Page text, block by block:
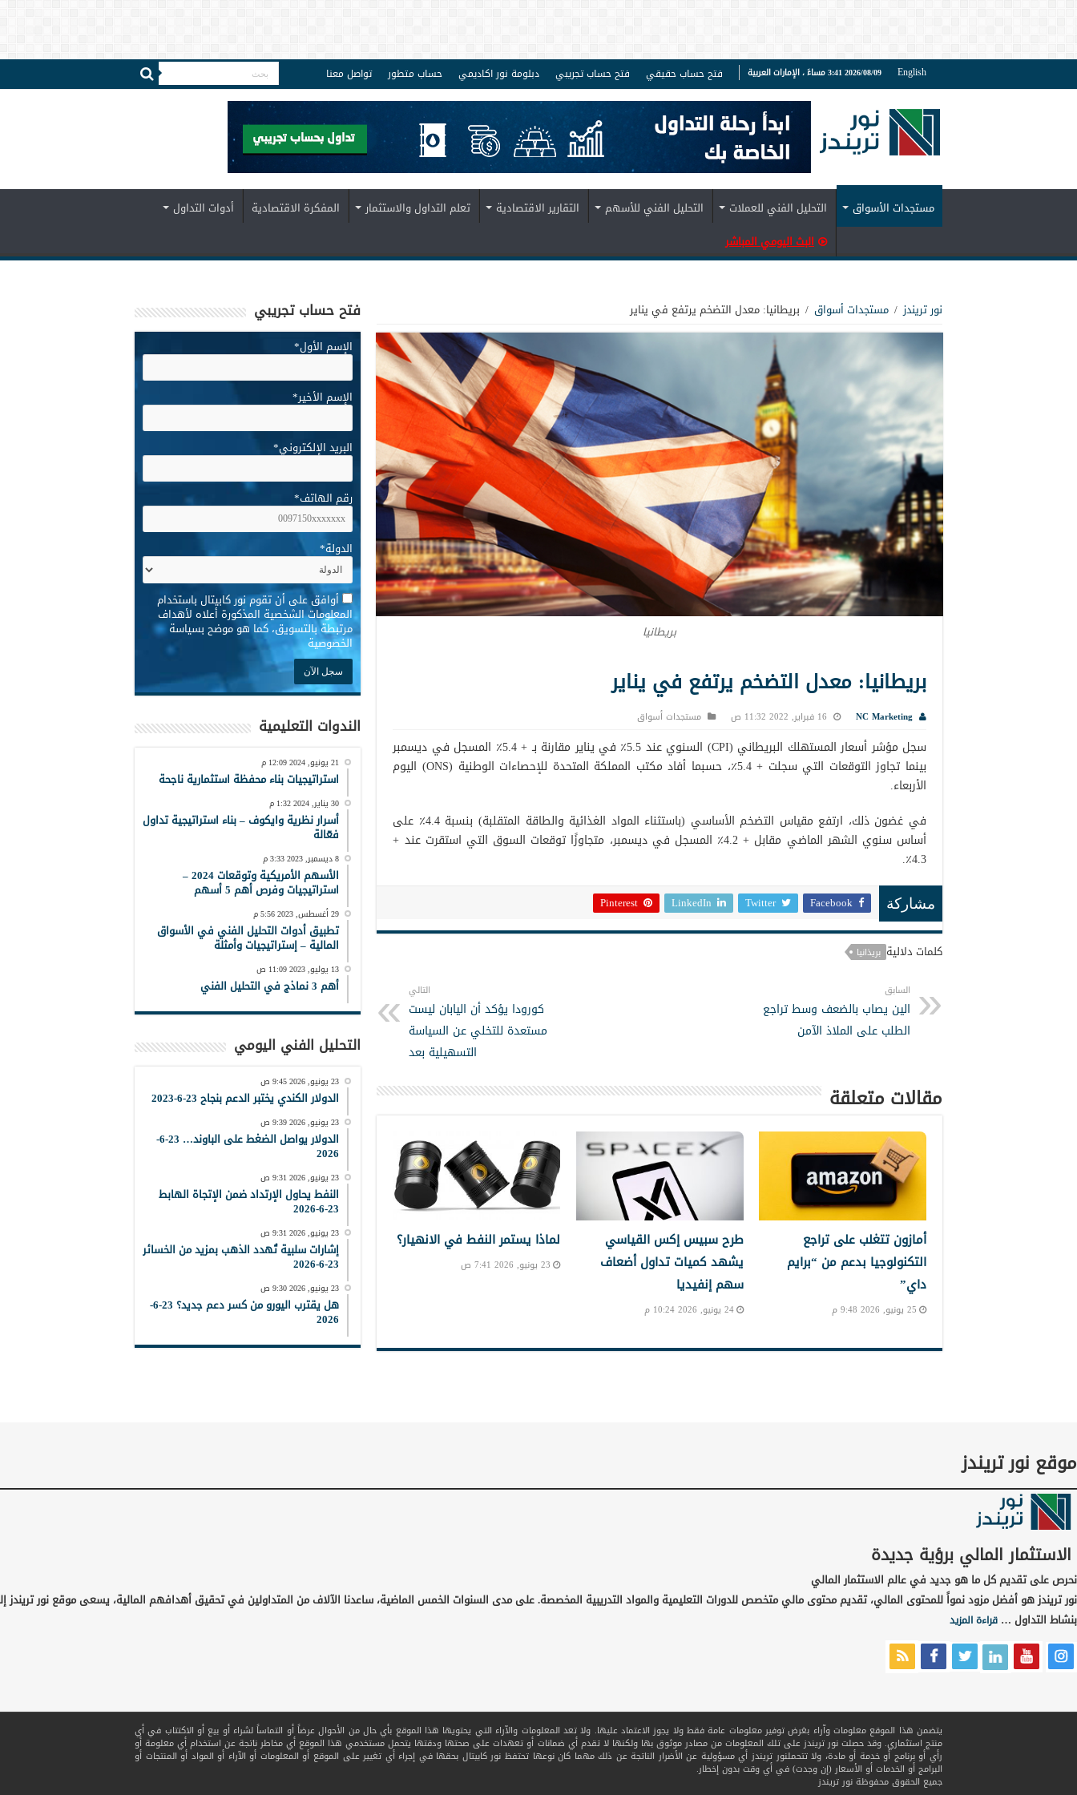
English 2026/08/09 3:41 مساءً ، الإمارات العربية فتح حساب حقيقي فتح حساب تجريبي دبلومة نور اكاديمي حساب متطور تواصل معنا
مستجدات الأسواق التحليل الفني للعملات التحليل الفني للأسهم التقارير الاقتصادية تعلم التداول والاستثمار المفكرة الاقتصادية
أدوات التداول
البث اليومي المباشر
نور تريندز / مستجدات أسواق / بريطانيا: معدل التضخم يرتفع في يناير
بريطانيا
بريطانيا: معدل التضخم يرتفع في يناير
NC Marketing 16 فبراير, 2022 11:32 ص مستجدات أسواق
سجل مؤشر أسعار المستهلك البريطاني (CPI) السنوي عند 5.5٪ في يناير مقارنة بـ + 5.4٪ المسجل في ديسمبر
بينما تجاوز التوقعات التي سجلت + 5.4٪، حسبما أفاد مكتب المملكة المتحدة للإحصاءات الوطنية (ONS) اليوم
الأربعاء.
في غضون ذلك، ارتفع مقياس التضخم الأساسي (باستثناء المواد الغذائية والطاقة المتقلبة) بنسبة 4.4٪ على
أساس سنوي الشهر الماضي مقابل + 4.2٪ المسجل في ديسمبر، متجاوزًا توقعات السوق التي استقرت عند +
4.3٪.
مشاركة Facebook
Twitter
LinkedIn
Pinterest
كلمات دلالية بريذانيا
السابق
الين يصاب بالضعف وسط تراجع
الطلب على الملاذ الآمن
التالي
كورودا يؤكد أن اليابان ليست
مستعدة للتخلي عن السياسة
التسهيلية بعد
مقالات متعلقة
أمازون تتغلب على تراجع
التكنولوجيا بدعم من “برايم
داي”
25 يونيو, 2026 9:48 م
طرح سبيس إكس القياسي
يشهد كميات تداول أضعاف
سهم إنفيديا
24 يونيو, 2026 10:24 م
لماذا يستمر النفط في الانهيار؟
23 يونيو, 2026 7:41 ص
فتح حساب تجريبي
الإسم الأول*
الإسم الأخير*
البريد الإلكتروني*
رقم الهاتف*
الدولة*
* أوافق على أن تقوم نور كابيتال باستخدام
المعلومات الشخصية المذكورة أعلاه لأهداف
مرتبطة بالتسويق، كما هو موضح بسياسة
الخصوصية
الندوات التعليمية
21 يونيو, 2024 12:09 م
استراتيجيات بناء محفظة استثمارية ناجحة
30 يناير, 2024 1:32 م
أسرار نظرية وايكوف – بناء استراتيجية تداول
فعّالة
8 ديسمبر, 2023 3:33 م
الأسهم الأمريكية وتوقعات 2024 –
استراتيجيات وفرص أهم 5 أسهم
29 أغسطس, 2023 5:56 م
تطبيق أدوات التحليل الفني في الأسواق
المالية – إستراتيجيات وأمثلة
13 يوليو, 2023 11:09 ص
أهم 3 نماذج في التحليل الفني
التحليل الفني اليومي
23 يونيو, 2026 9:45 ص
الدولار الكندي يختبر الدعم بنجاح 23-6-2023
23 يونيو, 2026 9:39 ص
الدولار يواصل الضغط على الباوند… 23-6-
2026
23 يونيو, 2026 9:31 ص
النفط يحاول الإرتداد ضمن الإتجاة الهابط
23-6-2026
23 يونيو, 2026 9:31 ص
إشارات سلبية تُهدد الذهب بمزيد من الخسائر
23-6-2026
23 يونيو, 2026 9:30 ص
هل يقترب اليورو من كسر دعم جديد؟ 23-6-
2026
موقع نور تريندز
الاستثمار المالي برؤية جديدة
نحرص على تقديم كل ما هو جديد في عالم الاستثمار المالي
نور تريندز هو أفضل مزود نمواً للمحتوى المالي، تقديم محتوى مالي متخصص للدورات التعليمية والمواد التدريبية المخصصة. على مدى السنوات الخمس الماضية، ساعدنا الآلاف من المتداولين في تحقيق أهدافهم المالية، يسعى موقع نور تريندز
بنشاط التداول … قراءة المزيد
يتضمن هذا الموقع معلومات وآراء بغرض توفير معلومات عامة فقط ولا يجوز الاعتماد عليها. ولا تعد المعلومات والآراء التي يحتويها هذا الموقع بأي حال من الأحوال عرضاً أو التماساً لشراء أو بيع أو الاكتتاب في أي
منتج استثماري. وقد حصلت نور تريندز على تلك المعلومات من مصادر موثوق بها ولكنها لا تقدم أي ضمانات أو تعهدات على صحتها ودقتها يتحمل مستخدمي هذا الموقع أي مخاطر ناتجة عن استخدام أي معلومة أو
رأي أو برنامج أو خدمة أو مادة، ولا تتحملنور تريندز أي مسؤولية عن الأضرار الناتجة عن ذلك مهما كان نوعها تحتفظ نور كابيتال بحقها في إجراء أي تغيير على الموقع أو المعلومات أو الآراء أو المواد أو المنتجات أو
البرامج أو الخدمات أو الأسعار (إن وجدت) في أي وقت بدون إخطار.
جميع الحقوق محفوظةنور تريندز